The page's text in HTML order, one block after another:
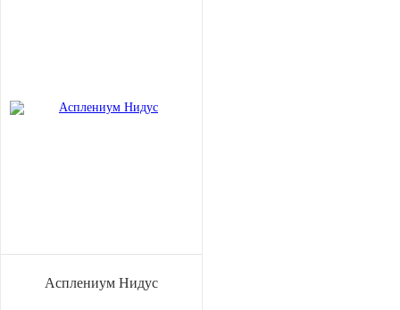
Асплениум Нидус